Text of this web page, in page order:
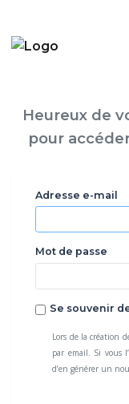
Heureux de
pour
Adresse e-mail
Mot de passe
Se souvenir
Lors de la création
par email. Si vous
d’en générer un